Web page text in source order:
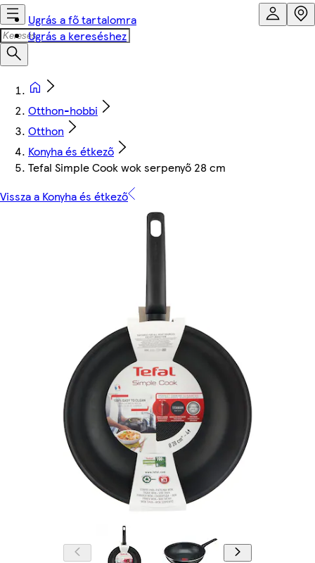
Ugrás a fő tartalomra
Ugrás a kereséshez
Otthon-hobbi
Otthon
Konyha és étkező
Tefal Simple Cook wok serpenyő 28 cm
Vissza a Konyha és étkező